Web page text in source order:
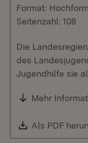
Format:
Seitenzahl: 108
Die
des
Jugendhilfe sie
Mehr
Download:
Als PDF